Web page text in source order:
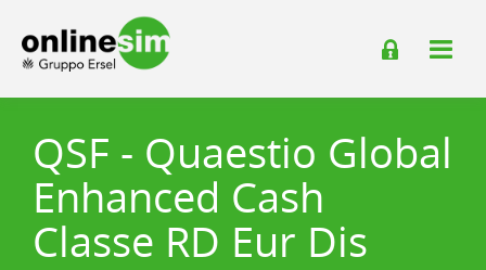
QSF - Quaestio Global
Enhanced Cash
Classe RD Eur Dis